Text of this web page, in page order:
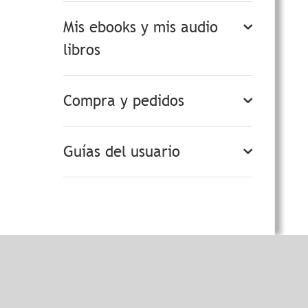
Mis ebooks y mis audio
libros
Compra y pedidos
Guías del usuario